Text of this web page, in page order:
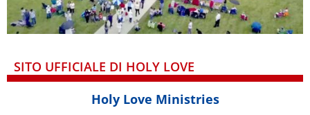
SITO UFFICIALE DI HOLY LOVE
Holy Love Ministries